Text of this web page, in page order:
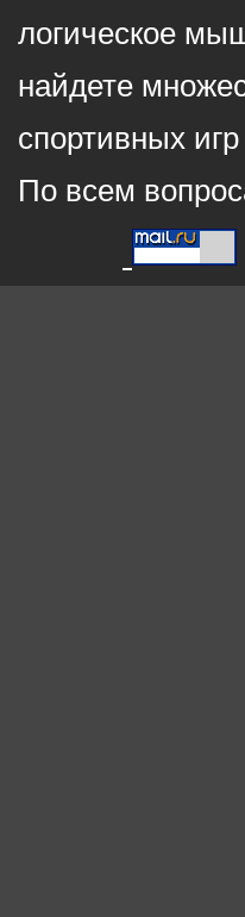
логическое
найдете
спортивных
По всем